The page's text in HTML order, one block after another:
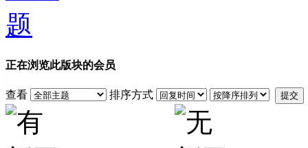
正在浏览此版块的会员
查看 排序方式 提交